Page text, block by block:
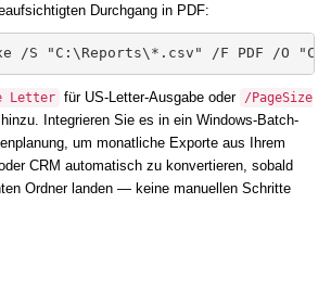
Durchgang in PDF:
/S "C:\Reports\*.csv" /F PDF /O
Letter für US-Letter-Ausgabe oder /PageSize
Integrieren Sie es in ein Windows-Batch-
um monatliche Exporte aus Ihrem
CRM automatisch zu konvertieren, sobald
Ordner landen — keine manuellen Schritte